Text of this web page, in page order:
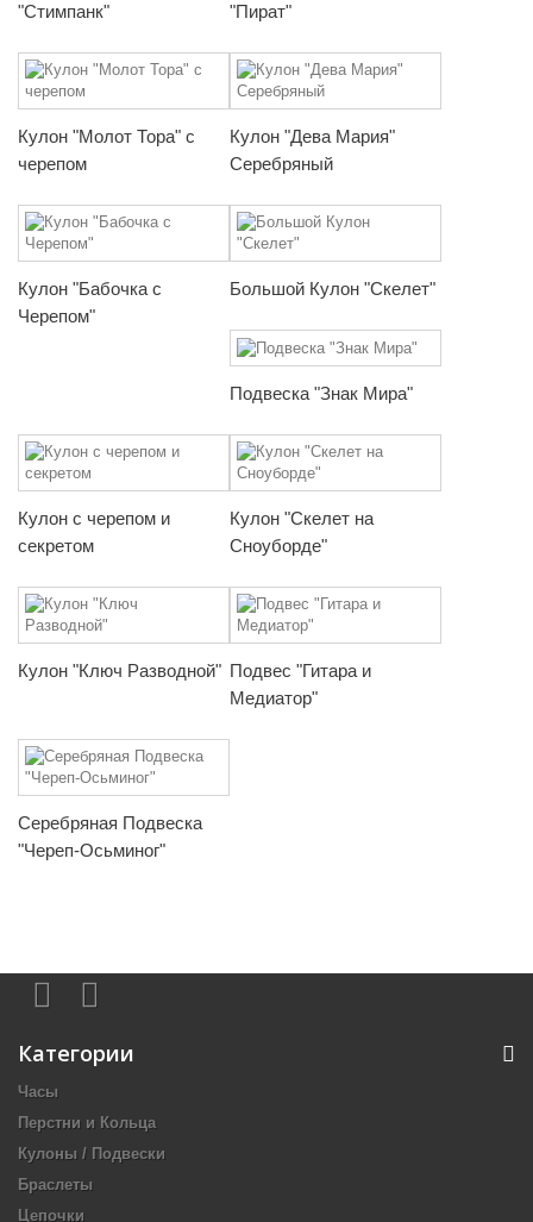
"Стимпанк"
"Пират"
Кулон "Молот Тора" с
черепом
Кулон "Дева Мария"
Серебряный
Кулон "Бабочка с
Черепом"
Большой Кулон "Скелет"
Подвеска "Знак Мира"
Кулон с черепом и
секретом
Кулон "Скелет на
Сноуборде"
Кулон "Ключ Разводной" Подвес "Гитара и
Медиатор"
Серебряная Подвеска
"Череп-Осьминог"
Категории
Часы
Перстни и Кольца
Кулоны / Подвески
Браслеты
Цепочки